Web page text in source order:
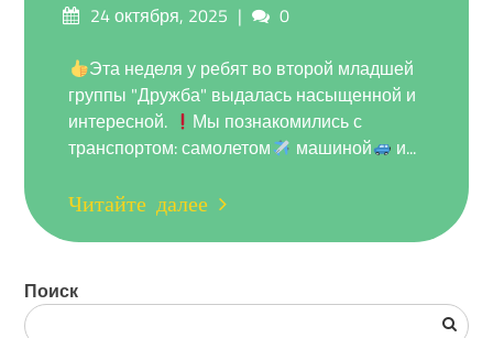
Опубликовано
24 октября, 2025 Комментарии
0
Эта неделя у ребят во второй младшей
группы "Дружба" выдалась насыщенной и
интересной.
Мы познакомились с
транспортом: самолетом
машиной и...
Читайте далее
Поиск